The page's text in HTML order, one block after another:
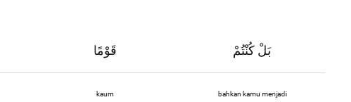
قَوْمًا بَلْ كُنْتُمْ
kaum bahkan kamu menjadi